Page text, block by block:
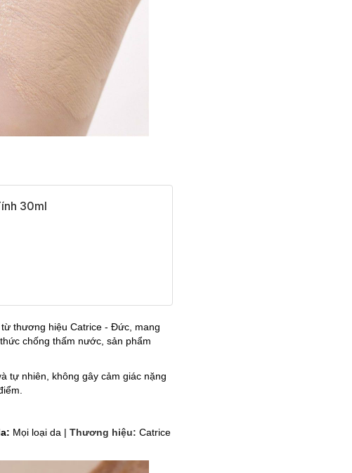
30ml
thương hiệu Catrice - Đức, mang
chống thấm nước, sản phẩm
tự nhiên, không gây cảm giác nặng
Mọi loại da |Thương hiệu: Catrice